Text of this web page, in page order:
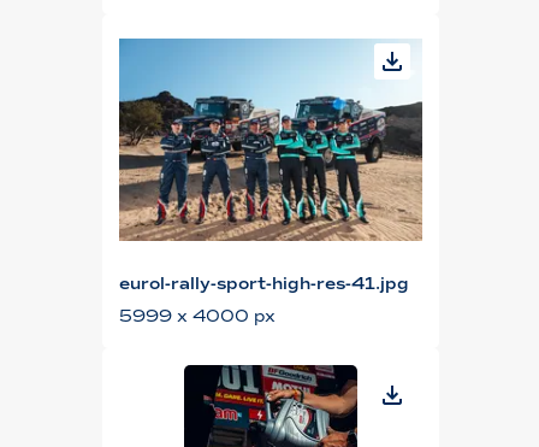
eurol-rally-sport-high-res-41.jpg
5999 x 4000 px